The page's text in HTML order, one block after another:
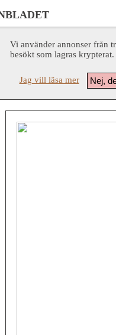
Vi använder annonser från
besökt som lagras
Nej,
Jag vill läsa mer